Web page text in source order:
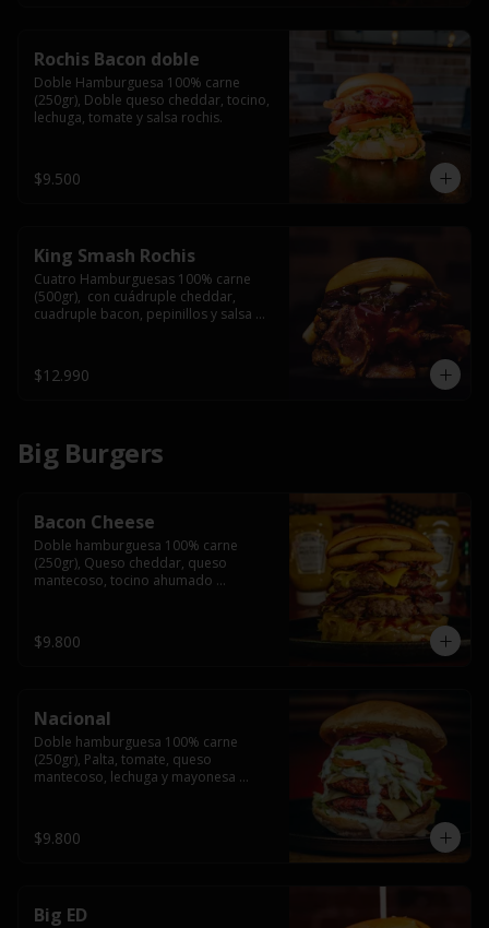
Rochis Bacon doble
Doble Hamburguesa 100% carne
(250gr), Doble queso cheddar, tocino,
lechuga, tomate y salsa rochis.
$9.500
King Smash Rochis
Cuatro Hamburguesas 100% carne
(500gr),  con cuádruple cheddar,
cuadruple bacon, pepinillos y salsa
$12.990
Big Burgers
Bacon Cheese
Doble hamburguesa 100% carne
(250gr), Queso cheddar, queso
mantecoso, tocino ahumado
brioche y acompañado de papas
fritas.
$9.800
Nacional
Doble hamburguesa 100% carne
(250gr), Palta, tomate, queso
mantecoso, lechuga y mayonesa
$9.800
Big ED